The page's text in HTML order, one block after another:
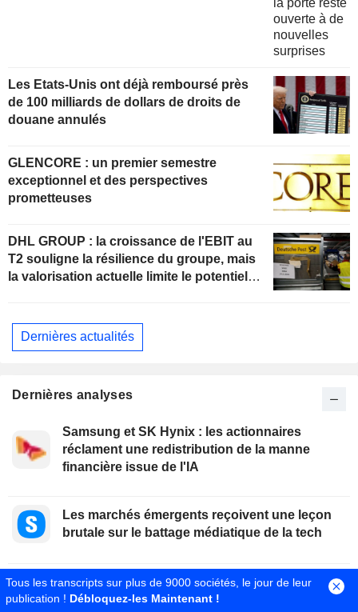
Les Etats-Unis ont déjà remboursé près
de 100 milliards de dollars de droits de
douane annulés
GLENCORE : un premier semestre
exceptionnel et des perspectives
prometteuses
DHL GROUP : la croissance de l'EBIT au
T2 souligne la résilience du groupe, mais
la valorisation actuelle limite le potentiel
Dernières actualités
Dernières analyses
Samsung et SK Hynix : les actionnaires
réclament une redistribution de la manne
financière issue de l'IA
Les marchés émergents reçoivent une leçon
brutale sur le battage médiatique de la tech
Trump réitère son optimisme concernant les
négociations avec l'Iran
Tous les transcripts sur plus de 9000 sociétés, le jour de leur
publication ! Débloquez-les Maintenant !